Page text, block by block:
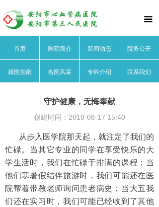
끀
首页
医院领导
院务公开
就医指南
名医风采
首页 医院简介 新闻动态 院务公开
就医指南 名医风采 专科介绍 联系我们
守护健康，无悔奉献
从步入医学院那天起，就注定了我们的
忙碌。当其它专业的同学在享受快乐的大
学生活时，我们在忙碌于排满的课程；当
他们寒暑假结伴旅游时，我们可能还在医
院帮着带教老师询问患者病史；当大五我
们还在实习时，我们可能已经收到了其他
创建时间： 2018-08-17 15:40